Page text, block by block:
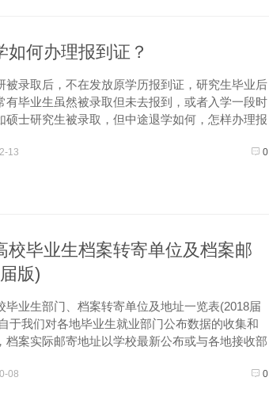
何办理报到证？
被录取后，不在发放原学历报到证，研究生毕业后
有毕业生虽然被录取但未去报到，或者入学一段时
硕士研究生被录取，但中途退学如何，怎样办理报
0
13
校毕业生档案转寄单位及档案邮
版)
业生部门、档案转寄单位及地址一览表(2018届
于我们对各地毕业生就业部门公布数据的收集和
档案实际邮寄地址以学校最新公布或与各地接收部
0
08